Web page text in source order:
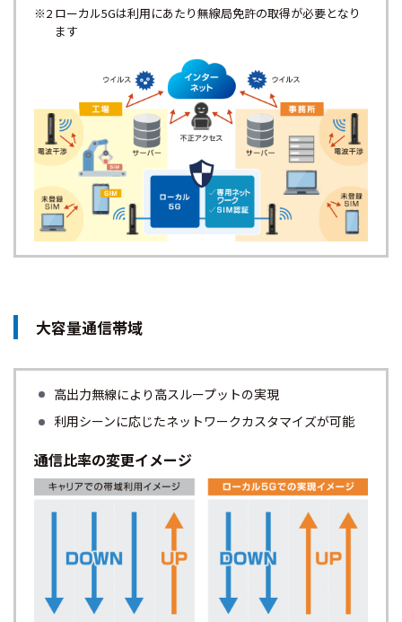
※2 ローカル5Gは利用にあたり無線局免許の取得が必要となり
ます
大容量通信帯域
高出力無線により高スループットの実現
利用シーンに応じたネットワークカスタマイズが可能
通信比率の変更イメージ